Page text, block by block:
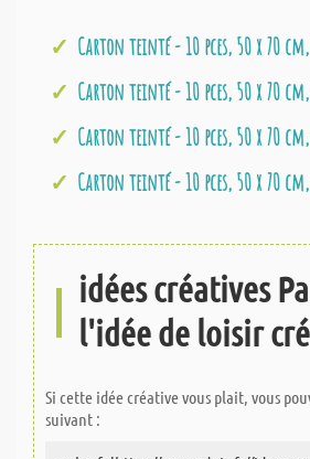
Carton teinté - 10 pces, 50 x 70
Carton teinté - 10 pces, 50 x 70
Carton teinté - 10 pces, 50 x 70
Carton teinté - 10 pces, 50 x 70
idées créatives
l'idée de loisir
Si cette idée créative vous plait, vous
suivant :